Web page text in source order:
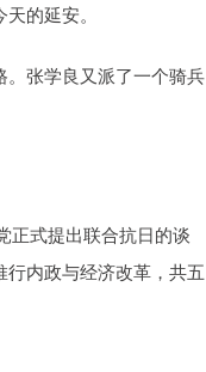
的延安。
张学良又派了一个骑兵
正式提出联合抗日的谈
内政与经济改革，共五